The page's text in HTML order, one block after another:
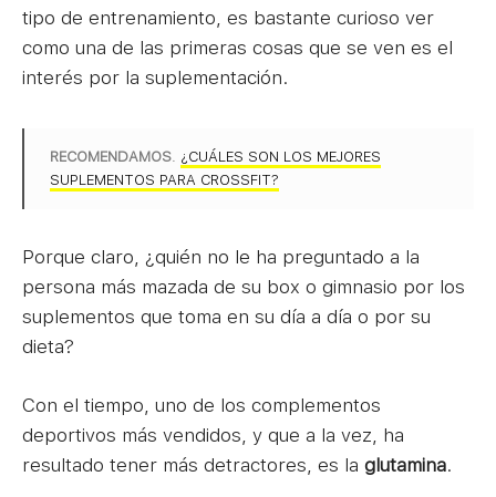
tipo de entrenamiento, es bastante curioso ver
como una de las primeras cosas que se ven es el
interés por la suplementación.
RECOMENDAMOS ¿CUÁLES SON LOS MEJORES
SUPLEMENTOS PARA CROSSFIT?
Porque claro, ¿quién no le ha preguntado a la
persona más mazada de su box o gimnasio por los
suplementos que toma en su día a día o por su
dieta?
Con el tiempo, uno de los complementos
deportivos más vendidos, y que a la vez, ha
resultado tener más detractores, es la glutamina.